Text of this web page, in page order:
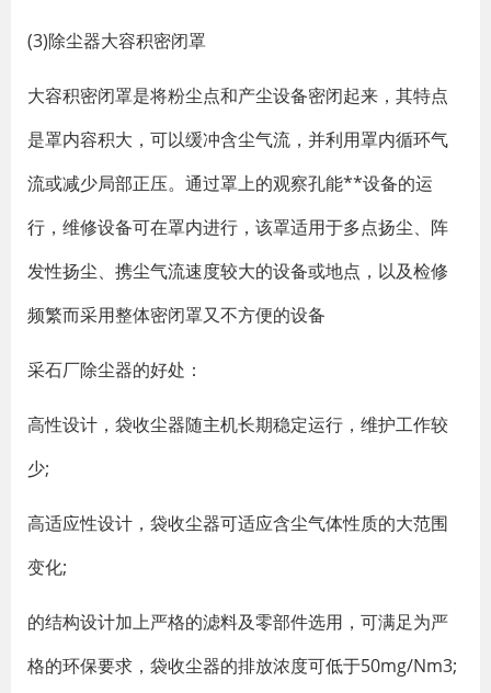
(3)除尘器大容积密闭罩
大容积密闭罩是将粉尘点和产尘设备密闭起来，其特点
是罩内容积大，可以缓冲含尘气流，并利用罩内循环气
流或减少局部正压。通过罩上的观察孔能**设备的运
行，维修设备可在罩内进行，该罩适用于多点扬尘、阵
发性扬尘、携尘气流速度较大的设备或地点，以及检修
频繁而采用整体密闭罩又不方便的设备
采石厂除尘器的好处：
高性设计，袋收尘器随主机长期稳定运行，维护工作较
少;
高适应性设计，袋收尘器可适应含尘气体性质的大范围
变化;
的结构设计加上严格的滤料及零部件选用，可满足为严
格的环保要求，袋收尘器的排放浓度可低于50mg/Nm3;